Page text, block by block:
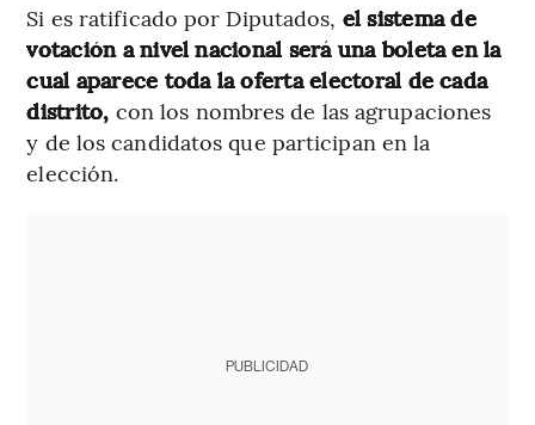
Si es ratificado por Diputados, el sistema de
votación a nivel nacional será una boleta en la
cual aparece toda la oferta electoral de cada
distrito, con los nombres de las agrupaciones
y de los candidatos que participan en la
elección.
PUBLICIDAD